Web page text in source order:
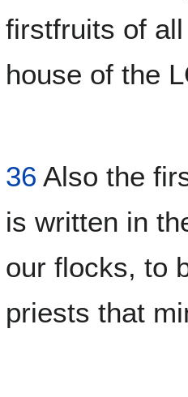
firstfruits of
house of the
36 Also the
is written in
our flocks, to
priests that